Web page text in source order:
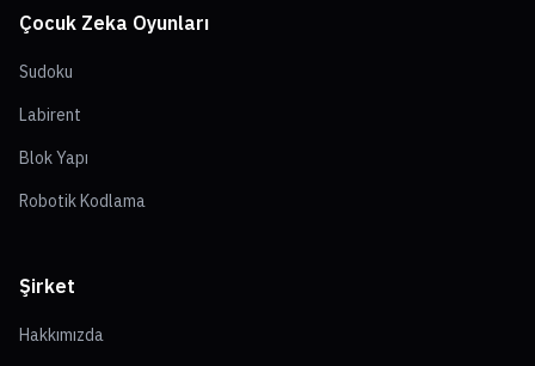
Çocuk Zeka Oyunları
Sudoku
Labirent
Blok Yapı
Robotik Kodlama
Şirket
Hakkımızda